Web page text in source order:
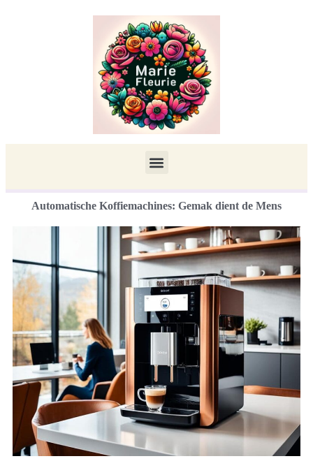
Automatische Koffiemachines: Gemak dient de Mens